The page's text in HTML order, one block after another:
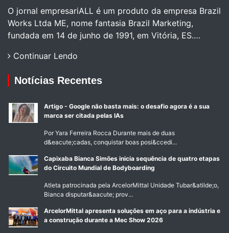
O jornal empresariALL é um produto da empresa Brazil
Works Ltda ME, nome fantasia Brazil Marketing,
fundada em 14 de junho de 1991, em Vitória, ES.…
Continuar Lendo
Notícias Recentes
Artigo - Google não basta mais: o desafio agora é a sua
marca ser citada pelas IAs
Por Yara Ferreira Rocca Durante mais de duas
d&eacute;cadas, conquistar boas posi&ccedi...
Capixaba Bianca Simões inicia sequência de quatro etapas
do Circuito Mundial de Bodyboarding
Atleta patrocinada pela ArcelorMittal Unidade Tubar&atilde;o,
Bianca disputar&aacute; prov...
ArcelorMittal apresenta soluções em aço para a indústria e
a construção durante a Mec Show 2026